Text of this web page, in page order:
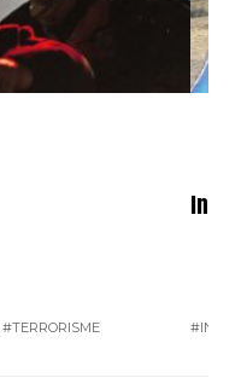
#TERRORISME
Inde
#INDE